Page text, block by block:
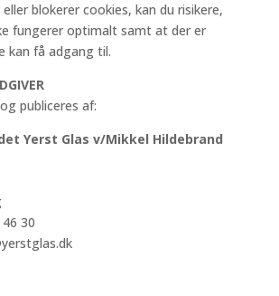
blokerer cookies, kan du risikere,
fungerer optimalt samt at der er
kan få adgang til.
publiceres af:
Yerst Glas v/Mikkel Hildebrand
30